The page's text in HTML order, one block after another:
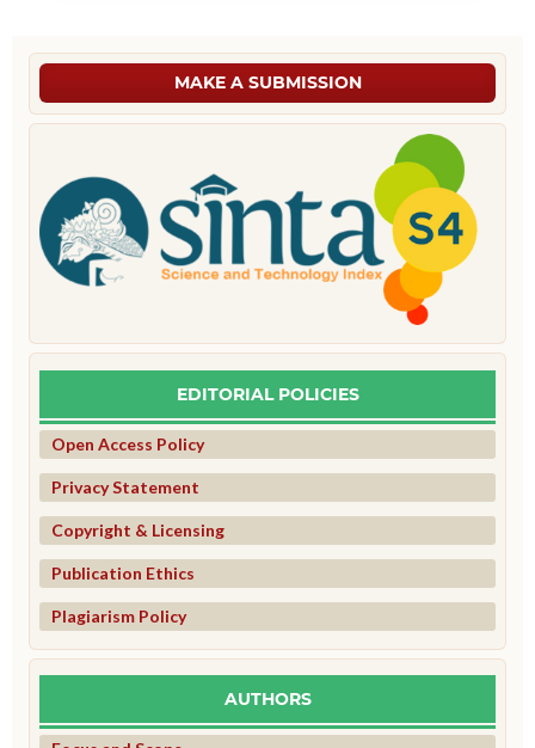
MAKE A SUBMISSION
EDITORIAL POLICIES
Open Access Policy
Privacy Statement
Copyright & Licensing
Publication Ethics
Plagiarism Policy
AUTHORS